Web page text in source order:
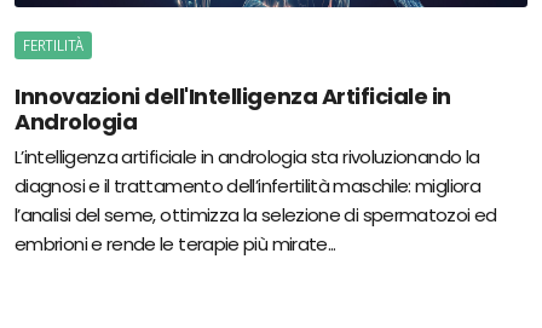
FERTILITÀ
Innovazioni dell'Intelligenza Artificiale in
Andrologia
L’intelligenza artificiale in andrologia sta rivoluzionando la
diagnosi e il trattamento dell’infertilità maschile: migliora
l’analisi del seme, ottimizza la selezione di spermatozoi ed
embrioni e rende le terapie più mirate...